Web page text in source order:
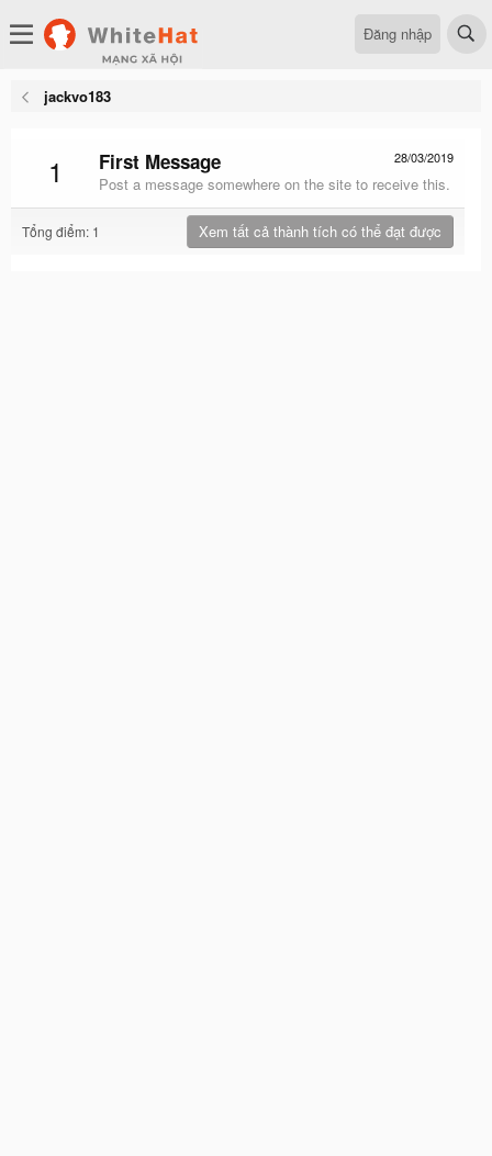
Đăng nhập
jackvo183
1 28/03/2019
First Message
Post a message somewhere on the site to receive this.
Tổng điểm: 1 Xem tất cả thành tích có thể đạt được